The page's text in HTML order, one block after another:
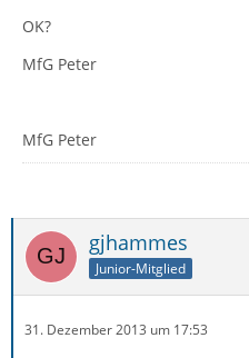
OK?
MfG Peter
MfG Peter
gjhammes
Junior-Mitglied
31. Dezember 2013 um 17:53